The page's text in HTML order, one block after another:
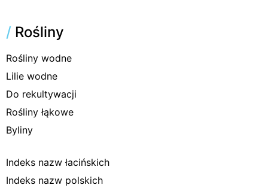
/ Rośliny
Rośliny wodne
Lilie wodne
Do rekultywacji
Rośliny łąkowe
Byliny
Indeks nazw łacińskich
Indeks nazw polskich